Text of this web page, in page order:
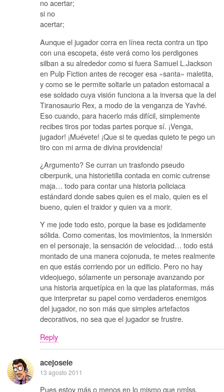
no acertar;
si no
acertar;
Aunque el jugador corra en línea recta contra un tipo
con una escopeta, éste verá como los perdigones
silban a su alrededor como si fuera Samuel L.Jackson
en Pulp Fiction antes de recoger esa «santa» maletita,
y como se le permite soltarle un patadon estomacal a
ese soldado cuya visión funciona a la inversa que la del
Tiranosaurio Rex, a modo de la venganza de Yavhé.
Eso cuando, para hacerlo más difícil, simplemente
recibes tiros por todas partes porque sí. ¡Venga,
jugador! ¡Muévete! ¡Que si te quedas quieto te pego un
tiro con mi arma de divina providencia!
¿Argumento? Se curran un trasfondo pseudo
ciberpunk, una historietilla contada en comic cutrense
maja… todo para contar una historia policiaca
estándard donde sabes quien es el malo, quien es el
bueno, quien el traidor y quien va a morir.
Y me jode todo esto, porque la base es jodidamente
sólida. Como comentas, los movimientos, la inmersión
en el personaje, la sensación de velocidad… todo está
montado de una manera cojonuda, te metes realmente
en que estás corriendo por un edificio. Pero no hay
videojuego, sólamente un personaje avanzando por
una historia arquetípica en la que las plataformas, más
que interpretar su papel como verdaderos enemigos
del jugador, no son más que simples artefactos
decorativos, no sea que el jugador se frustre.
Reply
acejosele
13 agosto 2011
Pues estoy más o menos en lo mismo que nmlss,